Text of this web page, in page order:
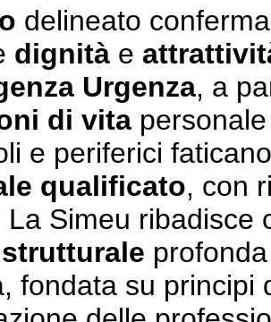
delineato
dignità e attrattivit
Urgenza, a
di vita
e periferici
qualificato, con
La Simeu ribadisce
fondata su principi